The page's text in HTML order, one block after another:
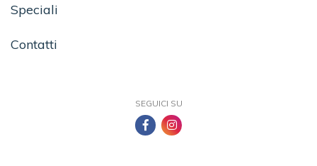
Speciali
Contatti
SEGUICI SU